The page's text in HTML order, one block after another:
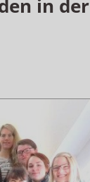
in der